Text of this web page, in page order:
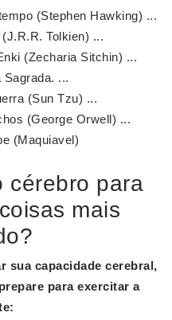
(Stephen Hawking) ...
Tolkien) ...
(Zecharia Sitchin) ...
Sagrada. ...
(Sun Tzu) ...
(George Orwell) ...
(Maquiavel)
cérebro para
mais
sua capacidade cerebral,
para exercitar a